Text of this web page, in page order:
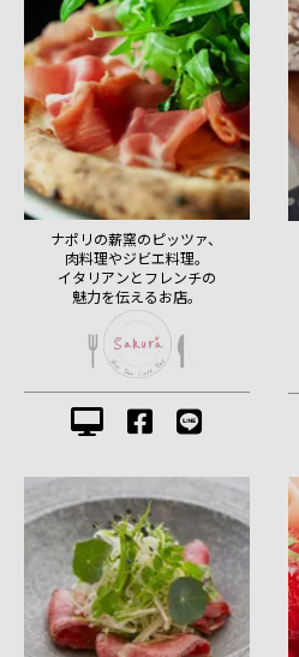
ナポリの薪窯のピッツァ、
肉料理やジビエ料理。
イタリアンとフレンチの
魅力を伝えるお店。